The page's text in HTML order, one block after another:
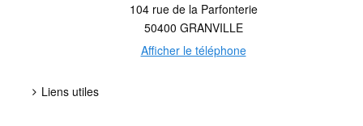
104 rue de la Parfonterie
50400 GRANVILLE
Afficher le téléphone
Liens utiles